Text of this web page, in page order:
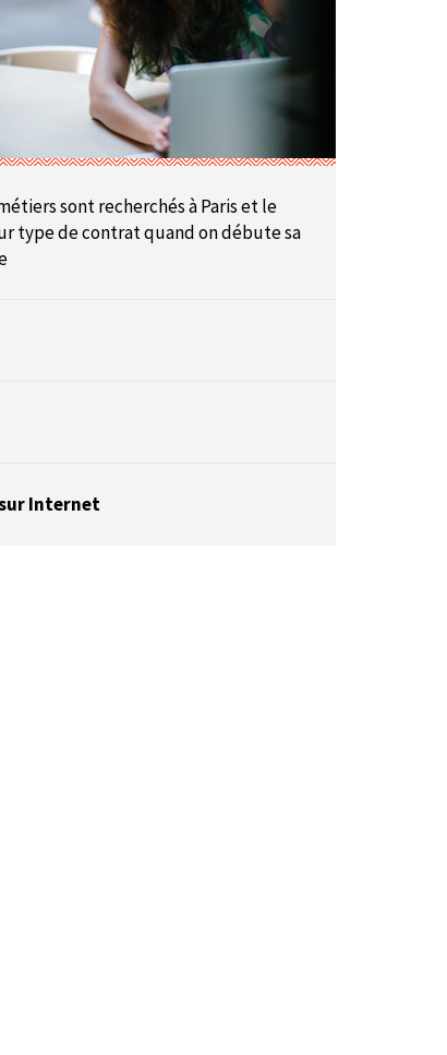
sont recherchés à Paris et le
type de contrat quand on débute sa
Internet